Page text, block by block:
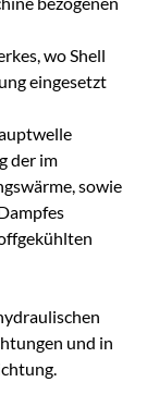
wo Shell
eingesetzt
der im
sowie
und in